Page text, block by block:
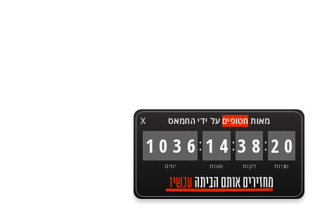
X מאותחטופיםעל ידי החמאס
1 0 3 6
ימים
: 1 4
שעות
:3 8
דקות
: 2 0
שניות